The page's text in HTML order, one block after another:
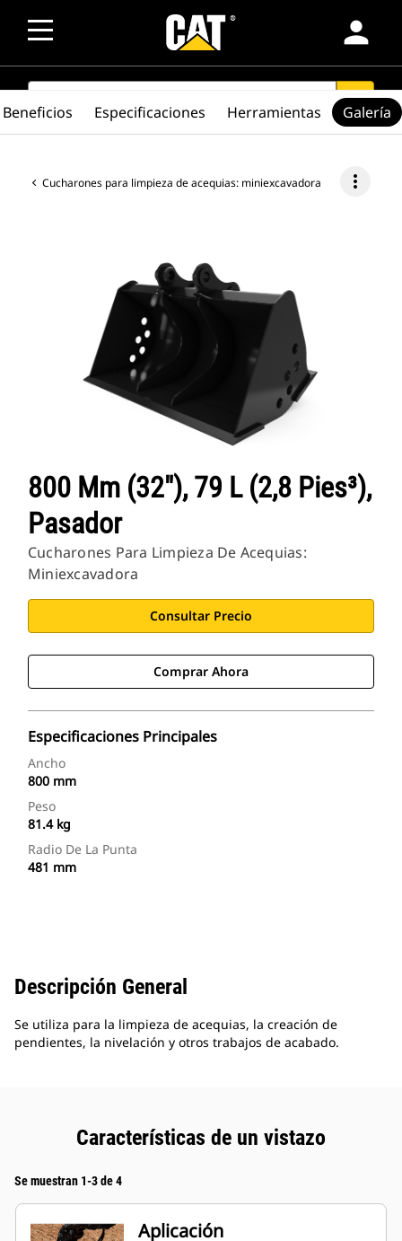
person
SEARCH search
Cucharones para limpieza de acequias: miniexcavadora more_vert
800 Mm (32"), 79 L (2,8 Pies³),
Pasador
Cucharones Para Limpieza De Acequias:
Miniexcavadora
Consultar Precio
Comprar Ahora
Especificaciones Principales
Ancho
800 mm
Peso
81.4 kg
Radio De La Punta
481 mm
Beneficios Especificaciones Herramientas Galería
Descripción General
Se utiliza para la limpieza de acequias, la creación de
pendientes, la nivelación y otros trabajos de acabado.
Características de un vistazo
Se muestran 1-3 de 4
Aplicación